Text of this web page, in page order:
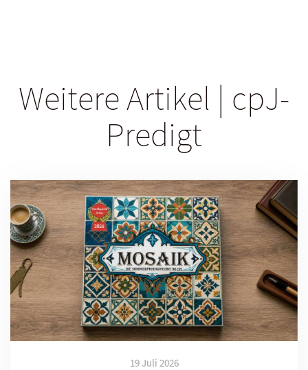
Weitere Artikel | cpJ-
Predigt
19 Juli 2026